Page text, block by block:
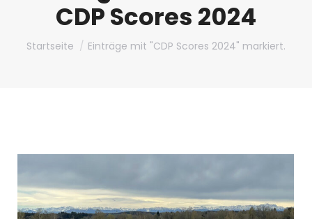
CDP Scores 2024
Du bist hier:
Startseite Einträge mit "CDP Scores 2024" markiert.